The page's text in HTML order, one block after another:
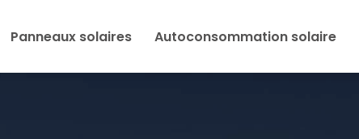
Panneaux solaires Autoconsommation solaire